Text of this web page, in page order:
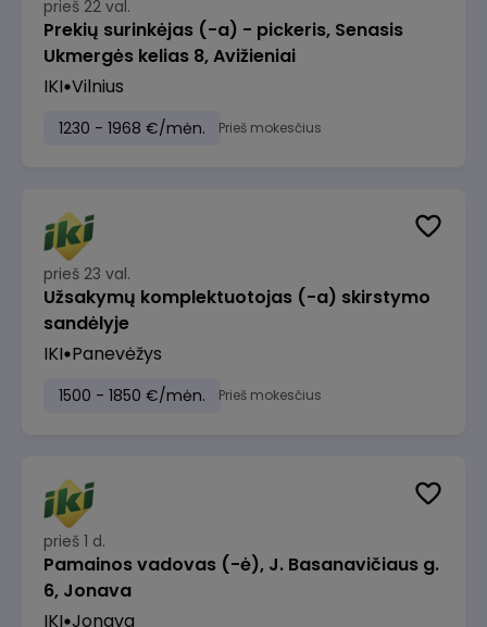
prieš 22 val.
Prekių surinkėjas (-a) - pickeris, Senasis
Ukmergės kelias 8, Avižieniai
IKI Vilnius
1230 - 1968 €/mėn. Prieš mokesčius
prieš 23 val.
Užsakymų komplektuotojas (-a) skirstymo
sandėlyje
IKI Panevėžys
1500 - 1850 €/mėn. Prieš mokesčius
prieš 1 d.
Pamainos vadovas (-ė), J. Basanavičiaus g.
6, Jonava
IKI Jonava